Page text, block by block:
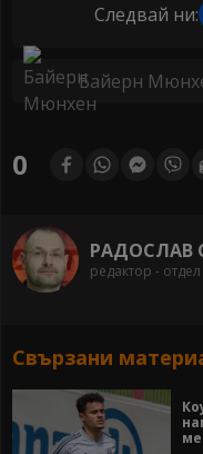
Следвай ни:
Байерн
0
РАДОСЛАВ
редактор -
Свързани